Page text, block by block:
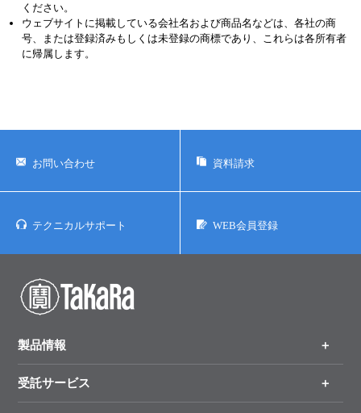
ください。
ウェブサイトに掲載している会社名および商品名などは、各社の商
号、または登録済みもしくは未登録の商標であり、これらは各所有者
に帰属します。
お問い合わせ 資料請求
テクニカルサポート WEB会員登録
製品情報
製品一覧
受託サービス